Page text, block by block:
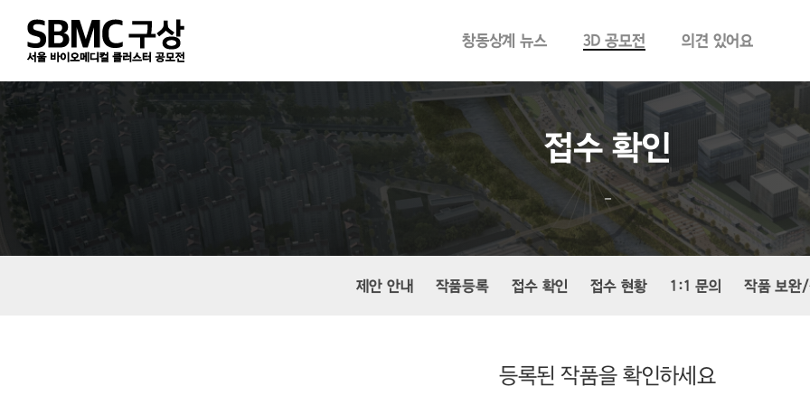
content
창동상계 뉴스 3D 공모전 의견 있어요
접수 확인
–
제안 안내 작품등록 접수 확인 접수 현황 1:1 문의 작품 보완
등록된 작품을 확인하세요